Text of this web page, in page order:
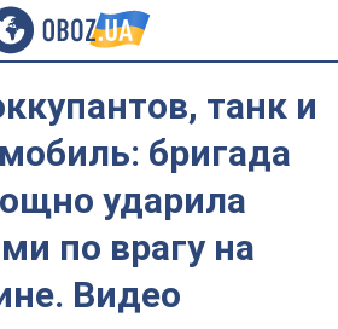
танк и
бригада
ударила
по врагу на
Видео